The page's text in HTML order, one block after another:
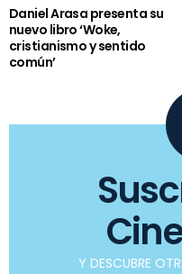
Daniel Arasa presenta su
nuevo libro ‘Woke,
cristianismo y sentido
común’
Y DESCUBRE